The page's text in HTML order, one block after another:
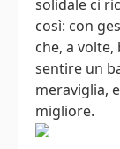
solidale ci
così: con
che, a
sentire un
meraviglia,
migliore.